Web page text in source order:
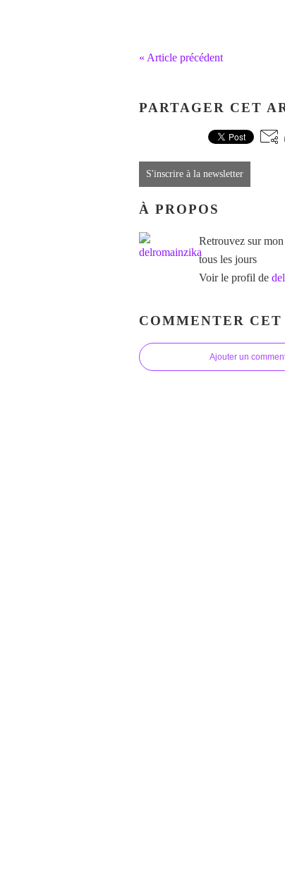
« Article précédent
PARTAGER CET
S'inscrire à la newsletter
À PROPOS
Retrouvez sur
tous les jours
Voir le profil de
COMMENTER
Ajouter un